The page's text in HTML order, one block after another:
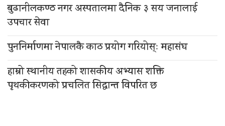
बुढानीलकण्ठ नगर अस्पतालमा दैनिक ३ सय जनालाई
उपचार सेवा
पुननिर्माणमा नेपालकै काठ प्रयोग गरियोस्ः महासंघ
हाम्रो स्थानीय तहको शासकीय अभ्यास शक्ति
पृथकीकरणको प्रचलित सिद्धान्त विपरित छ